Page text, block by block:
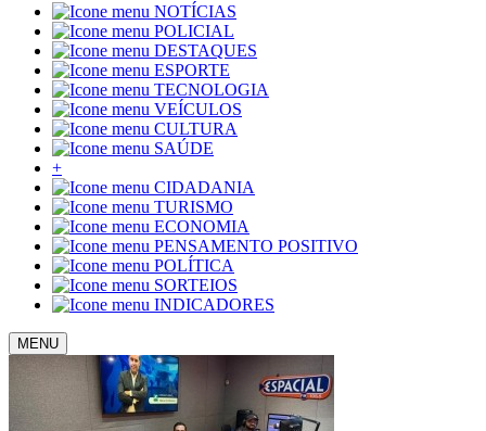
NOTÍCIAS
POLICIAL
DESTAQUES
ESPORTE
TECNOLOGIA
VEÍCULOS
CULTURA
SAÚDE
+
CIDADANIA
TURISMO
ECONOMIA
PENSAMENTO POSITIVO
POLÍTICA
SORTEIOS
INDICADORES
MENU